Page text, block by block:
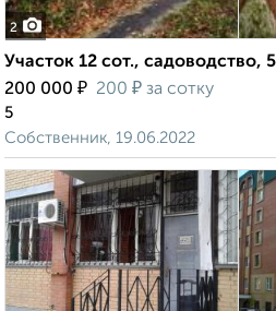
2
Участок 12 сот., садоводство,
200 000 ₽ 200 ₽ за сотку
5
Собственник, 19.06.2022